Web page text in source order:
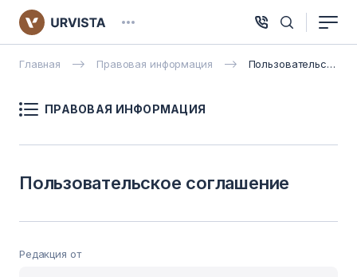
Главная Правовая информация Пользовательское соглашение
ПРАВОВАЯ ИНФОРМАЦИЯ
Пользовательское соглашение
Редакция от